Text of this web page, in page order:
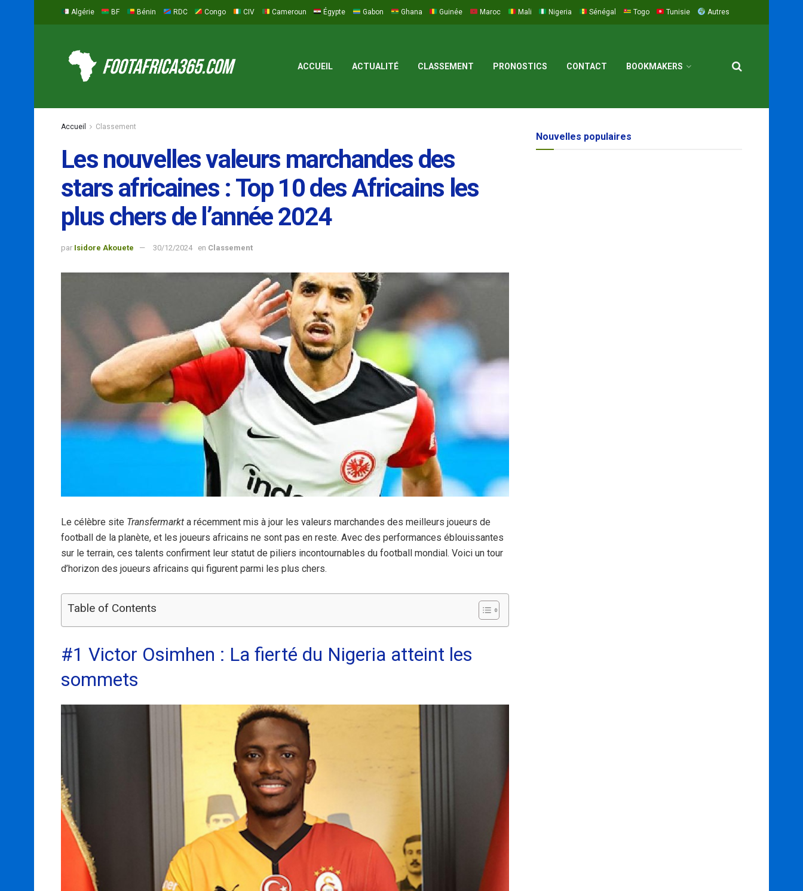
Algérie BF Bénin RDC Congo CIV Cameroun Égypte Gabon Ghana Guinée Maroc Mali Nigeria Sénégal Togo Tunisie Autres
ACCUEIL ACTUALITÉ CLASSEMENT PRONOSTICS CONTACT BOOKMAKERS
Accueil Classement
Les nouvelles valeurs marchandes des
stars africaines : Top 10 des Africains les
plus chers de l’année 2024
par Isidore Akouete 30/12/2024 en Classement
Le célèbre site Transfermarkt a récemment mis à jour les valeurs marchandes des meilleurs joueurs de
football de la planète, et les joueurs africains ne sont pas en reste. Avec des performances éblouissantes
sur le terrain, ces talents confirment leur statut de piliers incontournables du football mondial. Voici un tour
d’horizon des joueurs africains qui figurent parmi les plus chers.
Table of Contents
#1 Victor Osimhen : La fierté du Nigeria atteint les
sommets
Nouvelles populaires